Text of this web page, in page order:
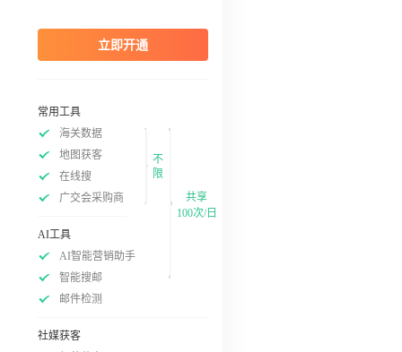
立即开通
常用工具
海关数据
地图获客
在线搜
广交会采购商
不
限
AI工具
AI智能营销助手
智能搜邮
邮件检测
社媒获客
共享
100次/日